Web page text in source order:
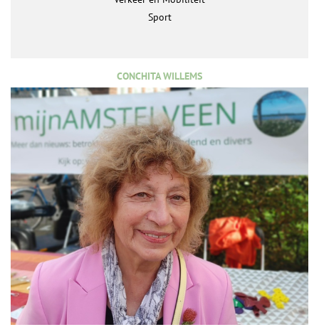
Sport
CONCHITA WILLEMS